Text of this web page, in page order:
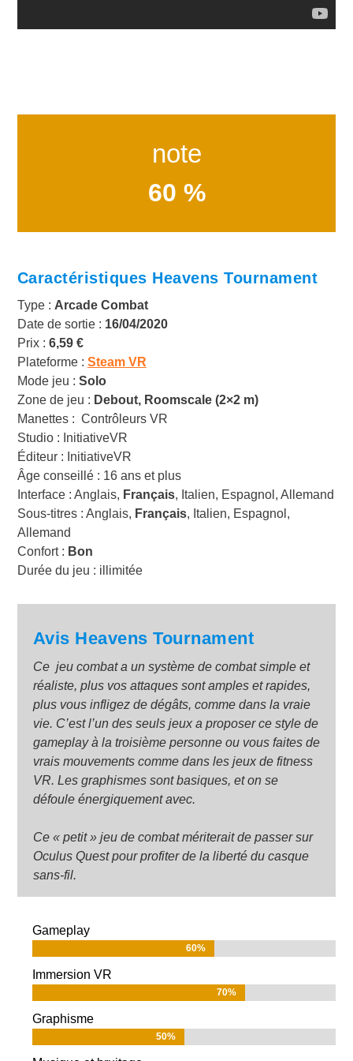
note
60 %
Caractéristiques Heavens Tournament
Type : Arcade Combat
Date de sortie : 16/04/2020
Prix : 6,59 €
Plateforme : Steam VR
Mode jeu : Solo
Zone de jeu : Debout, Roomscale (2×2 m)
Manettes : Contrôleurs VR
Studio : InitiativeVR
Éditeur : InitiativeVR
Âge conseillé : 16 ans et plus
Interface : Anglais, Français, Italien, Espagnol, Allemand
Sous-titres : Anglais, Français, Italien, Espagnol,
Allemand
Confort : Bon
Durée du jeu : illimitée
Avis Heavens Tournament
Ce jeu combat a un système de combat simple et
réaliste, plus vos attaques sont amples et rapides,
plus vous infligez de dégâts, comme dans la vraie
vie. C’est l’un des seuls jeux a proposer ce style de
gameplay à la troisième personne ou vous faites de
vrais mouvements comme dans les jeux de fitness
VR. Les graphismes sont basiques, et on se
défoule énergiquement avec.
Ce « petit » jeu de combat mériterait de passer sur
Oculus Quest pour profiter de la liberté du casque
sans-fil.
Gameplay
60%
60%
Immersion VR
70%
70%
Graphisme
50%
50%